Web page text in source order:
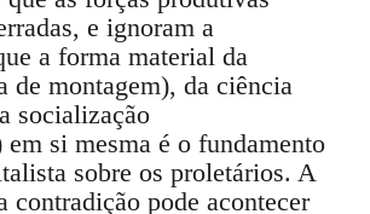
e ignoram a
a forma material da
de montagem), da ciência
socialização
si mesma é o fundamento
sobre os proletários. A
contradição pode acontecer